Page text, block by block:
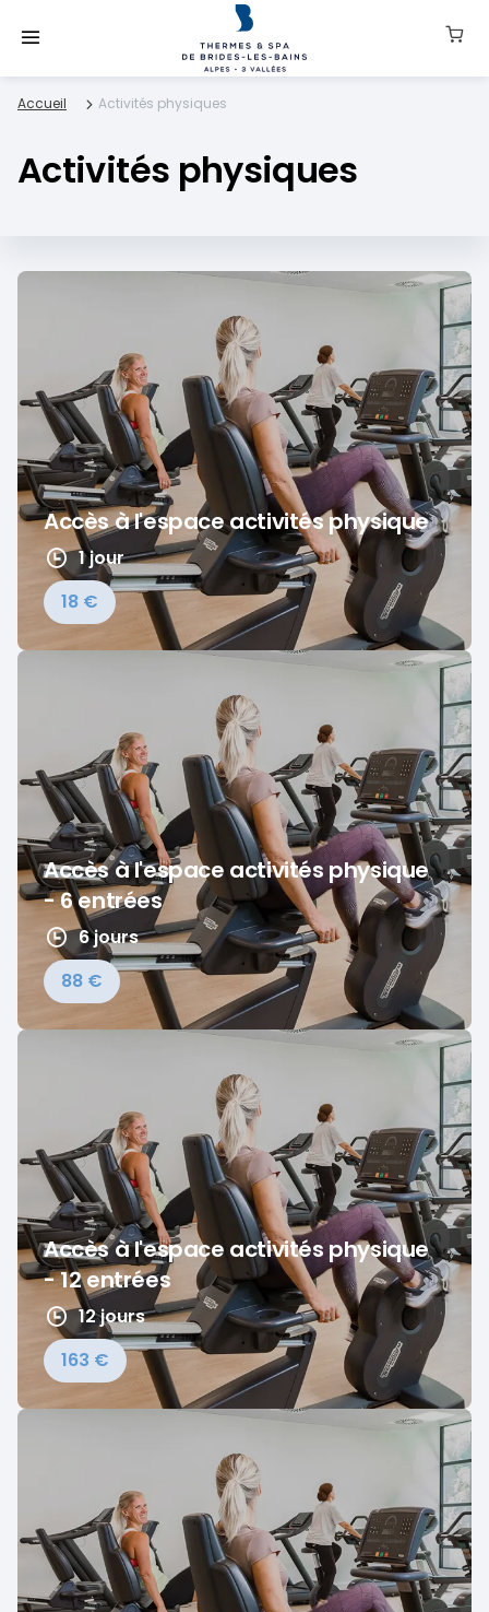
Accueil Activités physiques
Activités physiques
Accès à l'espace activités physique
1 jour
18 €
Accès à l'espace activités physique
- 6 entrées
6 jours
88 €
Accès à l'espace activités physique
- 12 entrées
12 jours
163 €